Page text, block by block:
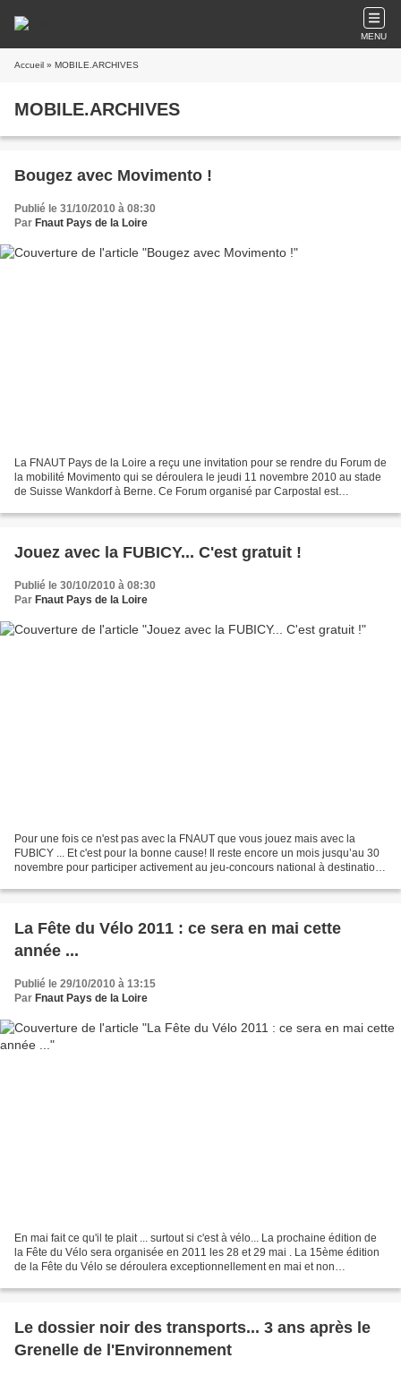
MENU
Accueil » MOBILE.ARCHIVES
MOBILE.ARCHIVES
Bougez avec Movimento !
Publié le 31/10/2010 à 08:30
Par Fnaut Pays de la Loire
La FNAUT Pays de la Loire a reçu une invitation pour se rendre du Forum de
la mobilité Movimento qui se déroulera le jeudi 11 novembre 2010 au stade
de Suisse Wankdorf à Berne. Ce Forum organisé par Carpostal est
Jouez avec la FUBICY... C'est gratuit !
Publié le 30/10/2010 à 08:30
Par Fnaut Pays de la Loire
Pour une fois ce n'est pas avec la FNAUT que vous jouez mais avec la
FUBICY ... Et c'est pour la bonne cause! Il reste encore un mois jusqu’au 30
novembre pour participer activement au jeu-concours national à destination
La Fête du Vélo 2011 : ce sera en mai cette
année ...
Publié le 29/10/2010 à 13:15
Par Fnaut Pays de la Loire
En mai fait ce qu'il te plait ... surtout si c'est à vélo... La prochaine édition de
la Fête du Vélo sera organisée en 2011 les 28 et 29 mai . La 15ème édition
de la Fête du Vélo se déroulera exceptionnellement en mai et non
Le dossier noir des transports... 3 ans après le
Grenelle de l'Environnement